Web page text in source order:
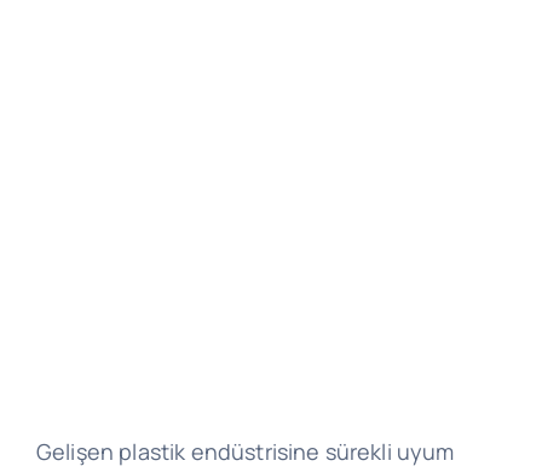
Gelişen plastik endüstrisine sürekli uyum